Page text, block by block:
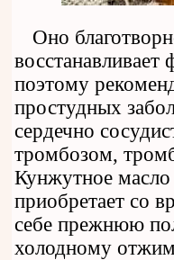
Оно
поэтому
простудных
сердечно
тромбозом,
Кунжутное масло
приобретает со
себе прежнюю
холодному